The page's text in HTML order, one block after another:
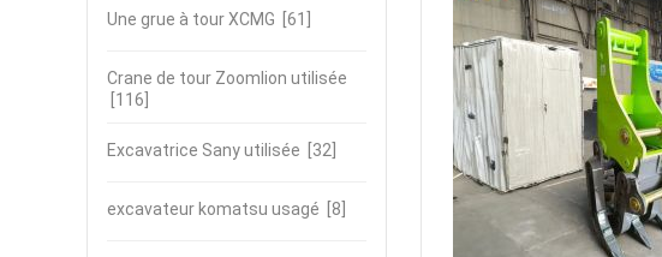
Une grue à tour XCMG [61]
Crane de tour Zoomlion utilisée
[116]
Excavatrice Sany utilisée [32]
excavateur komatsu usagé [8]